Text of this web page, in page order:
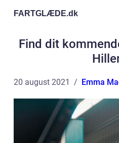
FARTGLÆDE.dk
Find dit
20 august 2021 Emma